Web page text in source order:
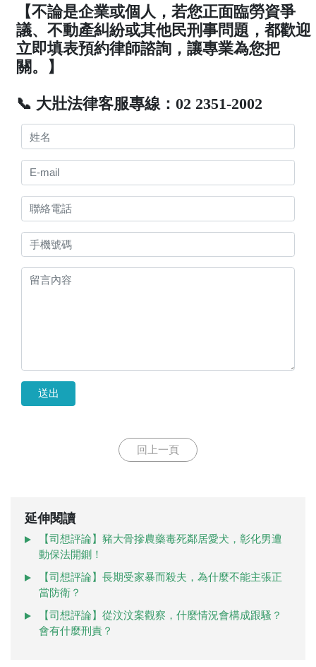
【不論是企業或個人，若您正面臨勞資爭
議、不動產糾紛或其他民刑事問題，都歡迎
立即填表預約律師諮詢，讓專業為您把
關。】
📞 大壯法律客服專線：02 2351-2002
送出
回上一頁
延伸閱讀
【司想評論】豬大骨摻農藥毒死鄰居愛犬，彰化男遭
動保法開鍘！
【司想評論】長期受家暴而殺夫，為什麼不能主張正
當防衛？
【司想評論】從汶汶案觀察，什麼情況會構成跟騷？
會有什麼刑責？